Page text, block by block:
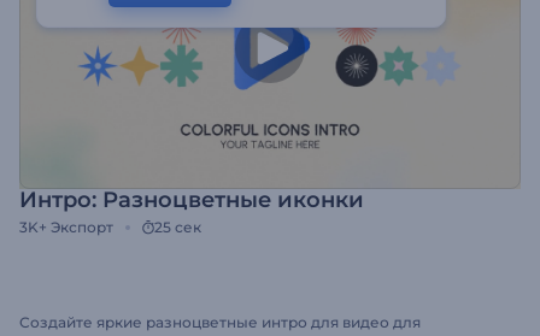
Интро: Разноцветные иконки
3K+ Экспорт 25 сек
Создайте яркие разноцветные интро для видео для